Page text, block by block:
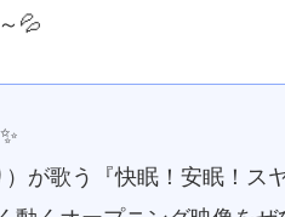
💦
が歌う『快眠！安眠！ス